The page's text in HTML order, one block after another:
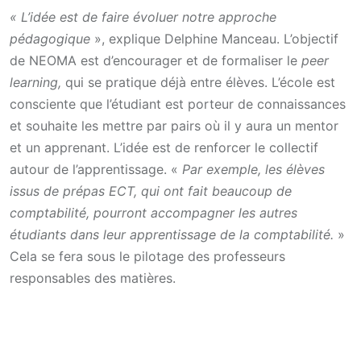
« L’idée est de faire évoluer notre approche
pédagogique », explique Delphine Manceau. L’objectif
de NEOMA est d’encourager et de formaliser le peer
learning, qui se pratique déjà entre élèves. L’école est
consciente que l’étudiant est porteur de connaissances
et souhaite les mettre par pairs où il y aura un mentor
et un apprenant. L’idée est de renforcer le collectif
autour de l’apprentissage. « Par exemple, les élèves
issus de prépas ECT, qui ont fait beaucoup de
comptabilité, pourront accompagner les autres
étudiants dans leur apprentissage de la comptabilité. »
Cela se fera sous le pilotage des professeurs
responsables des matières.